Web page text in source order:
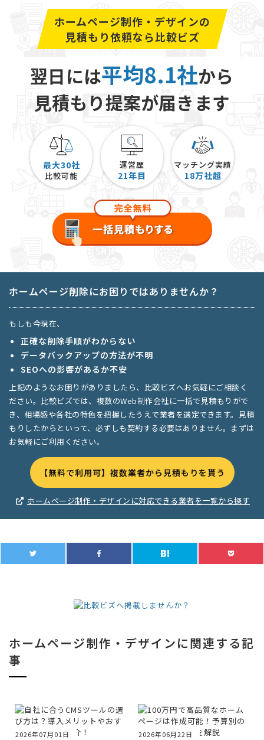
ホームページ制作・デザインの
見積もり依頼なら比較ビズ
翌日には平均8.1社から
見積もり提案が届きます
最大30社
比較可能
運営歴
21年目
マッチング実績
18万社超
ホームページ削除にお困りではありませんか？
もしも今現在、
正確な削除手順がわからない
データバックアップの方法が不明
SEOへの影響があるか不安
上記のようなお困りがありましたら、比較ビズへお気軽にご相談く
ださい。比較ビズでは、複数のWeb制作会社に一括で見積もりがで
き、相場感や各社の特色を把握したうえで業者を選定できます。見積
もりしたからといって、必ずしも契約する必要はありません。まずは
お気軽にご利用ください。
【無料で利用可】複数業者から見積もりを貰う
ホームページ制作・デザインに対応できる業者を一覧から探す
ホームページ制作・デザインに関連する記
事
2026年07月01日
2026年06月22日